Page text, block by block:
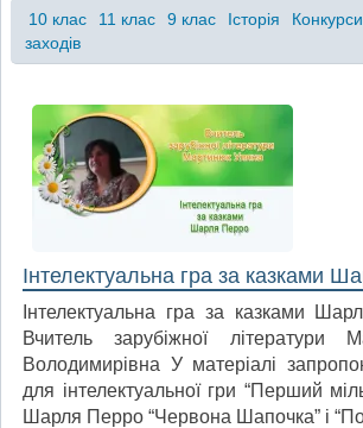
10 клас 11 клас 9 клас Історія Конкурси
заходів
Інтелектуальна гра за казками
Інтелектуальна гра за казками
Вчитель зарубіжної літератури
Володимирівна У матеріалі
для інтелектуальної гри “Перший
Шарля Перро “Червона Шапочка” і